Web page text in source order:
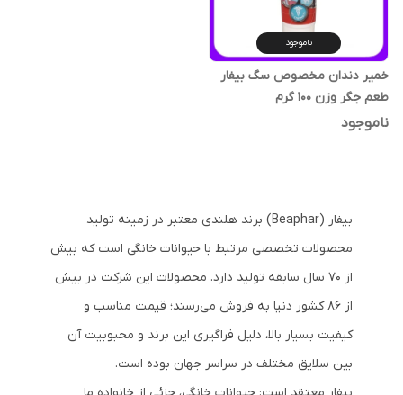
ناموجود
خمیر دندان مخصوص سگ بیفار
طعم جگر وزن 100 گرم
ناموجود
بیفار (Beaphar) برند هلندی معتبر در زمینه تولید
محصولات تخصصی مرتبط با حیوانات خانگی است که بیش
از 70 سال سابقه تولید دارد. محصولات این شرکت در بیش
از 86 کشور دنیا به فروش می‌رسند؛ قیمت مناسب و
کیفیت بسیار بالا، دلیل فراگیری این برند و محبوبیت آن
بین سلایق مختلف در سراسر جهان بوده است.